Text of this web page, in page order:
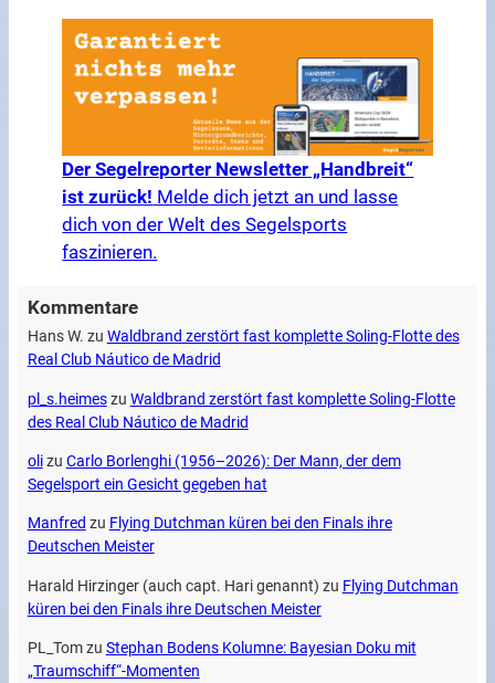
Der Segelreporter Newsletter „Handbreit“
ist zurück! Melde dich jetzt an und lasse
dich von der Welt des Segelsports
faszinieren.
Kommentare
Hans W. zu Waldbrand zerstört fast komplette Soling-Flotte des
Real Club Náutico de Madrid
pl_s.heimeszu Waldbrand zerstört fast komplette Soling-Flotte
des Real Club Náutico de Madrid
olizu Carlo Borlenghi (1956–2026): Der Mann, der dem
Segelsport ein Gesicht gegeben hat
Manfred zu Flying Dutchman küren bei den Finals ihre
Deutschen Meister
Harald Hirzinger (auch capt. Hari genannt) zu Flying Dutchman
küren bei den Finals ihre Deutschen Meister
PL_Tomzu Stephan Bodens Kolumne: Bayesian Doku mit
„Traumschiff“-Momenten